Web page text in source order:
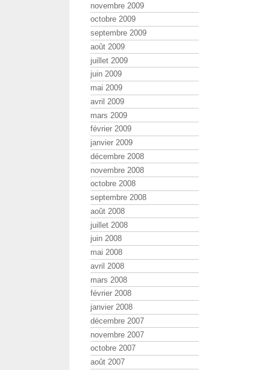
novembre 2009
octobre 2009
septembre 2009
août 2009
juillet 2009
juin 2009
mai 2009
avril 2009
mars 2009
février 2009
janvier 2009
décembre 2008
novembre 2008
octobre 2008
septembre 2008
août 2008
juillet 2008
juin 2008
mai 2008
avril 2008
mars 2008
février 2008
janvier 2008
décembre 2007
novembre 2007
octobre 2007
août 2007